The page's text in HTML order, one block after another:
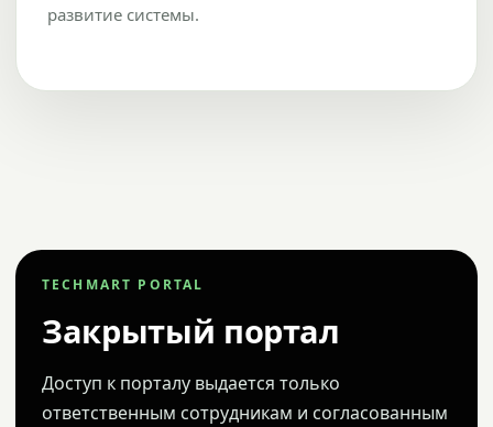
развитие системы.
TECHMART PORTAL
Закрытый портал
Доступ к порталу выдается только
ответственным сотрудникам и согласованным